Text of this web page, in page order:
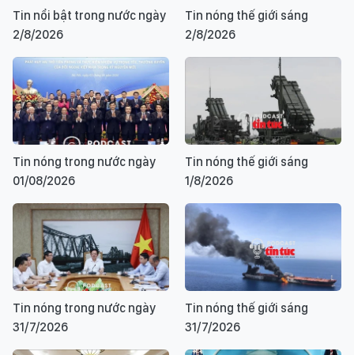
Tin nổi bật trong nước ngày
2/8/2026
Tin nóng thế giới sáng
2/8/2026
Tin nóng trong nước ngày
01/08/2026
Tin nóng thế giới sáng
1/8/2026
Tin nóng trong nước ngày
31/7/2026
Tin nóng thế giới sáng
31/7/2026